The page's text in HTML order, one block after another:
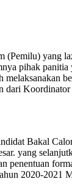
(Pemilu) yang
pihak
dari
Bakal
yang
penentuan
2020-2021